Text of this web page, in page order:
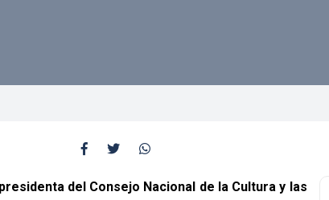
del Consejo Nacional de la Cultura y las